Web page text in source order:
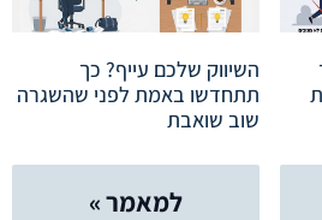
השיווק שלכם עייף? כך
תתחדשו באמת לפני שהשגרה
שוב שואבת
למאמר »